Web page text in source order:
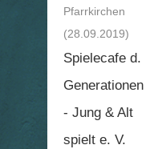
Pfarrkirchen
(28.09.2019)
Spielecafe d.
Generationen
- Jung & Alt
spielt e. V.